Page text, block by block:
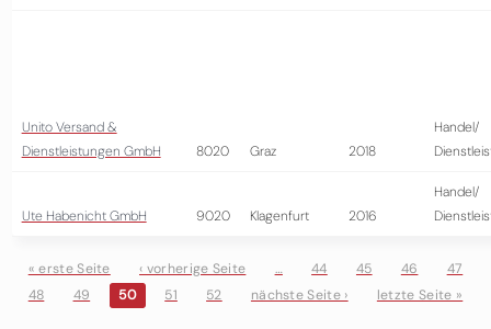
Unito Versand &
Dienstleistungen GmbH
8020 Graz 2018
Handel/
Ute Habenicht GmbH 9020 Klagenfurt 2016
Handel/
Seiten
« erste Seite ‹ vorherige Seite … 44 45 46
47
48
49 50 51 52 nächste Seite › letzte Seite »